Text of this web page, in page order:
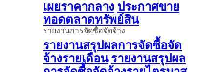
เผยราคากลาง ประกาศขาย
ทอดตลาดทรัพย์สิน
รายงานการจัดซื้อจัดจ้าง
รายงานสรุปผลการจัดซื้อจัด
จ้างรายเดือน รายงานสรุปผล